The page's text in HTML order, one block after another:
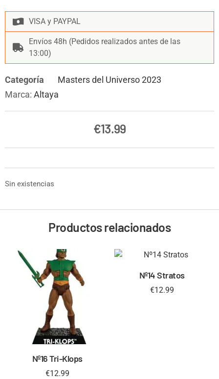
VISA y PAYPAL
Envíos 48h (Pedidos realizados antes de las
13:00)
Categoría
Masters del Universo 2023
Marca: Altaya
€13.99
Sin existencias
Productos relacionados
Nº16 Tri-Klops
€12.99
Nº14 Stratos
€12.99